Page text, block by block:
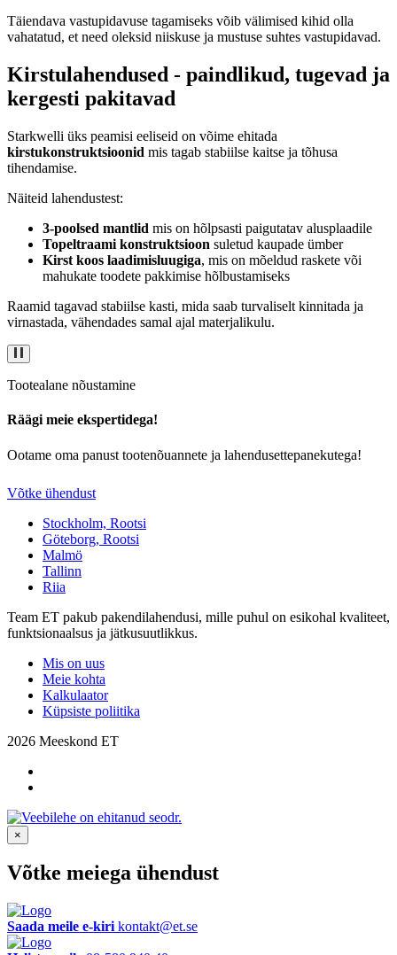
Täiendava vastupidavuse tagamiseks võib välimised kihid olla
vahatatud, et need oleksid niiskuse ja mustuse suhtes vastupidavad.
Kirstulahendused - paindlikud, tugevad ja
kergesti pakitavad
Starkwelli üks peamisi eeliseid on võime ehitada
kirstukonstruktsioonid mis tagab stabiilse kaitse ja tõhusa
tihendamise.
Näiteid lahendustest:
3-poolsed mantlid mis on hõlpsasti paigutatav alusplaadile
Topeltraami konstruktsioon suletud kaupade ümber
Kirst koos laadimisluugiga, mis on mõeldud raskete või
mahukate toodete pakkimise hõlbustamiseks
Raamid tagavad stabiilse kasti, mida saab turvaliselt kinnitada ja
virnastada, vähendades samal ajal materjalikulu.
Tootealane nõustamine
Räägi meie ekspertidega!
Ootame oma panust tootenõuannete ja lahendusettepanekutega!
Võtke ühendust
Stockholm, Rootsi
Göteborg, Rootsi
Malmö
Tallinn
Riia
Team ET pakub pakendilahendusi, mille puhul on esikohal kvaliteet,
funktsionaalsus ja jätkusuutlikkus.
Mis on uus
Meie kohta
Kalkulaator
Küpsiste poliitika
2026 Meeskond ET
×
Võtke meiega ühendust
Saada meile e-kiri kontakt@et.se